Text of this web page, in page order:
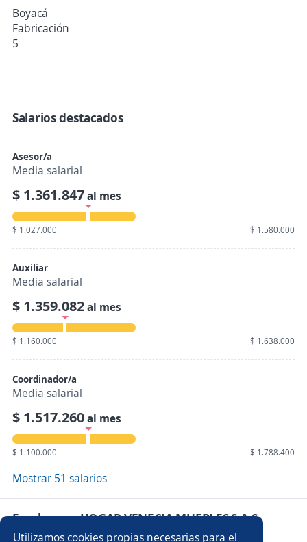
Utilizamos cookies propias necesarias para el
Boyacá
Fabricación
5
Salarios destacados
Asesor/a
Media salarial
$ 1.361.847al mes
$ 1.027.000 $ 1.580.000
Auxiliar
Media salarial
$ 1.359.082al mes
$ 1.160.000 $ 1.638.000
Coordinador/a
Media salarial
$ 1.517.260al mes
$ 1.100.000 $ 1.788.400
Mostrar 51 salarios
Empleos en HOGAR VENECIA MUEBLES S.A.S